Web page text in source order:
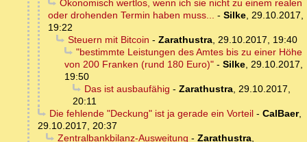
Ökonomisch wertlos, wenn ich sie nicht zu einem realen
oder drohenden Termin haben muss... - Silke, 29.10.2017,
19:22
Steuern mit Bitcoin - Zarathustra, 29.10.2017, 19:40
"bestimmte Leistungen des Amtes bis zu einer Höhe
von 200 Franken (rund 180 Euro)" - Silke, 29.10.2017,
19:50
Das ist ausbaufähig - Zarathustra, 29.10.2017,
20:11
Die fehlende "Deckung" ist ja gerade ein Vorteil- CalBaer,
29.10.2017, 20:37
Zentralbankbilanz-Ausweitung - Zarathustra,